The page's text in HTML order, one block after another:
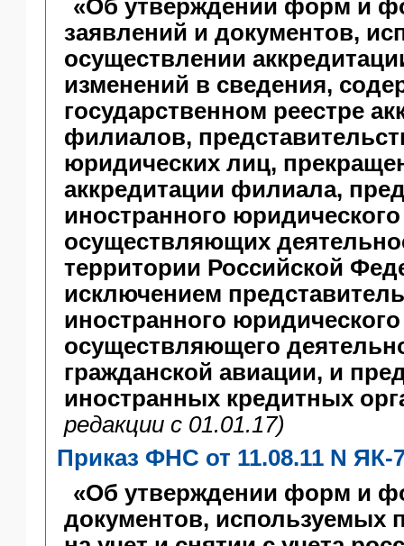
«Об утверждении форм и
заявлений и документов,
осуществлении
изменений в сведения,
государственном реестре
филиалов,
юридических лиц,
аккредитации филиала,
иностранного
осуществляющих
территории Российской
исключением
иностранного
осуществляющего
гражданской авиации, и
иностранных кредитных
редакции c 01.01.17)
Приказ ФНС от 11.08.11 N ЯК-
«Об утверждении форм и
документов, используемых